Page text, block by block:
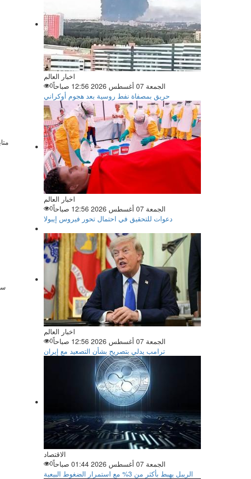
اخبار العالم
الجمعة 07 أغسطس 2026 12:56 صباحاً
0
حريق بمصفاة نفط روسية بعد هجوم أوكراني
اخبار العالم
الجمعة 07 أغسطس 2026 12:56 صباحاً
0
دعوات للتحقيق في احتمال تحور فيروس إيبولا
اخبار العالم
الجمعة 07 أغسطس 2026 12:56 صباحاً
0
ترامب يدلي بتصريح بشأن التصعيد مع إيران
الاقتصاد
الجمعة 07 أغسطس 2026 01:44 صباحاً
0
الريبل يهبط بأكثر من 3% مع استمرار الضغوط البيعية